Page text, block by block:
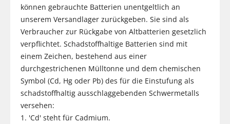
können gebrauchte Batterien unentgeltlich an
unserem Versandlager zurückgeben. Sie sind als
Verbraucher zur Rückgabe von Altbatterien gesetzlich
verpflichtet. Schadstoffhaltige Batterien sind mit
einem Zeichen, bestehend aus einer
durchgestrichenen Mülltonne und dem chemischen
Symbol (Cd, Hg oder Pb) des für die Einstufung als
schadstoffhaltig ausschlaggebenden Schwermetalls
versehen:
1. 'Cd' steht für Cadmium.